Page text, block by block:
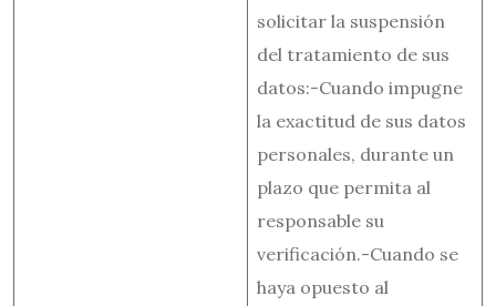
solicitar la suspensión
del tratamiento de sus
datos:-Cuando impugne
la exactitud de sus datos
personales, durante un
plazo que permita al
responsable su
verificación.-Cuando se
haya opuesto al